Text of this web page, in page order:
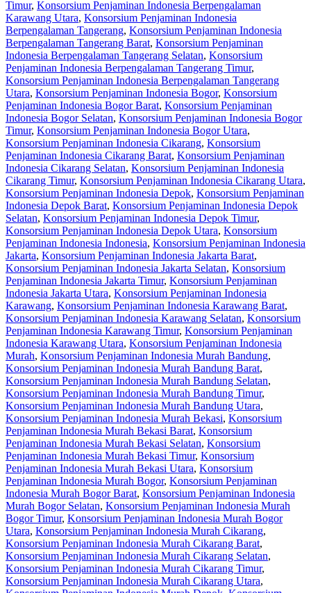
Timur, Konsorsium Penjaminan Indonesia Berpengalaman
Karawang Utara, Konsorsium Penjaminan Indonesia
Berpengalaman Tangerang, Konsorsium Penjaminan Indonesia
Berpengalaman Tangerang Barat, Konsorsium Penjaminan
Indonesia Berpengalaman Tangerang Selatan, Konsorsium
Penjaminan Indonesia Berpengalaman Tangerang Timur,
Konsorsium Penjaminan Indonesia Berpengalaman Tangerang
Utara, Konsorsium Penjaminan Indonesia Bogor, Konsorsium
Penjaminan Indonesia Bogor Barat, Konsorsium Penjaminan
Indonesia Bogor Selatan, Konsorsium Penjaminan Indonesia Bogor
Timur, Konsorsium Penjaminan Indonesia Bogor Utara,
Konsorsium Penjaminan Indonesia Cikarang, Konsorsium
Penjaminan Indonesia Cikarang Barat, Konsorsium Penjaminan
Indonesia Cikarang Selatan, Konsorsium Penjaminan Indonesia
Cikarang Timur, Konsorsium Penjaminan Indonesia Cikarang Utara,
Konsorsium Penjaminan Indonesia Depok, Konsorsium Penjaminan
Indonesia Depok Barat, Konsorsium Penjaminan Indonesia Depok
Selatan, Konsorsium Penjaminan Indonesia Depok Timur,
Konsorsium Penjaminan Indonesia Depok Utara, Konsorsium
Penjaminan Indonesia Indonesia, Konsorsium Penjaminan Indonesia
Jakarta, Konsorsium Penjaminan Indonesia Jakarta Barat,
Konsorsium Penjaminan Indonesia Jakarta Selatan, Konsorsium
Penjaminan Indonesia Jakarta Timur, Konsorsium Penjaminan
Indonesia Jakarta Utara, Konsorsium Penjaminan Indonesia
Karawang, Konsorsium Penjaminan Indonesia Karawang Barat,
Konsorsium Penjaminan Indonesia Karawang Selatan, Konsorsium
Penjaminan Indonesia Karawang Timur, Konsorsium Penjaminan
Indonesia Karawang Utara, Konsorsium Penjaminan Indonesia
Murah, Konsorsium Penjaminan Indonesia Murah Bandung,
Konsorsium Penjaminan Indonesia Murah Bandung Barat,
Konsorsium Penjaminan Indonesia Murah Bandung Selatan,
Konsorsium Penjaminan Indonesia Murah Bandung Timur,
Konsorsium Penjaminan Indonesia Murah Bandung Utara,
Konsorsium Penjaminan Indonesia Murah Bekasi, Konsorsium
Penjaminan Indonesia Murah Bekasi Barat, Konsorsium
Penjaminan Indonesia Murah Bekasi Selatan, Konsorsium
Penjaminan Indonesia Murah Bekasi Timur, Konsorsium
Penjaminan Indonesia Murah Bekasi Utara, Konsorsium
Penjaminan Indonesia Murah Bogor, Konsorsium Penjaminan
Indonesia Murah Bogor Barat, Konsorsium Penjaminan Indonesia
Murah Bogor Selatan, Konsorsium Penjaminan Indonesia Murah
Bogor Timur, Konsorsium Penjaminan Indonesia Murah Bogor
Utara, Konsorsium Penjaminan Indonesia Murah Cikarang,
Konsorsium Penjaminan Indonesia Murah Cikarang Barat,
Konsorsium Penjaminan Indonesia Murah Cikarang Selatan,
Konsorsium Penjaminan Indonesia Murah Cikarang Timur,
Konsorsium Penjaminan Indonesia Murah Cikarang Utara,